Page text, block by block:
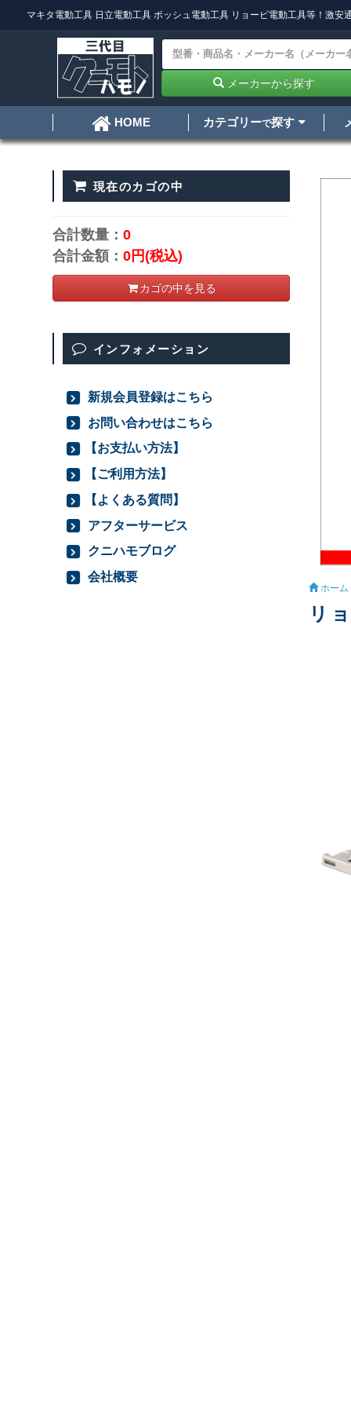
マキタ電動工具 日立電動工具 ボッシュ電動工具 リョービ電動工具等！激安
メーカーから探す
HOME カテゴリーで探す
ホーム
リ
現在のカゴの中
合計数量：0
合計金額：0円(税込)
カゴの中を見る
インフォメーション
新規会員登録はこちら
お問い合わせはこちら
【お支払い方法】
【ご利用方法】
【よくある質問】
アフターサービス
クニハモブログ
会社概要